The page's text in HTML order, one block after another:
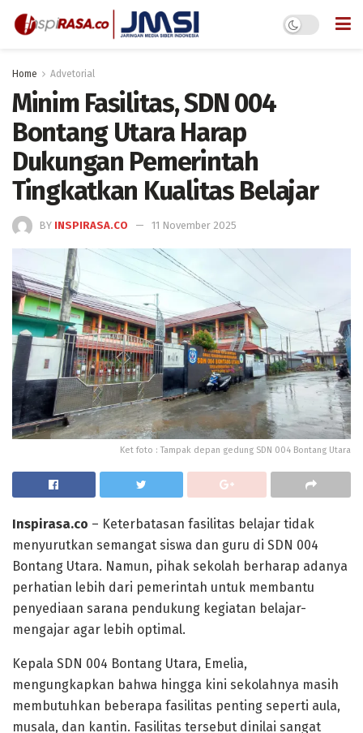
Home Advetorial
Minim Fasilitas, SDN 004
Bontang Utara Harap
Dukungan Pemerintah
Tingkatkan Kualitas Belajar
BY INSPIRASA.CO 11 November 2025
Ket foto : Tampak depan gedung SDN 004 Bontang Utara
Inspirasa.co – Keterbatasan fasilitas belajar tidak
menyurutkan semangat siswa dan guru di SDN 004
Bontang Utara. Namun, pihak sekolah berharap adanya
perhatian lebih dari pemerintah untuk membantu
penyediaan sarana pendukung kegiatan belajar-
mengajar agar lebih optimal.
Kepala SDN 004 Bontang Utara, Emelia,
mengungkapkan bahwa hingga kini sekolahnya masih
membutuhkan beberapa fasilitas penting seperti aula,
musala, dan kantin. Fasilitas tersebut dinilai sangat